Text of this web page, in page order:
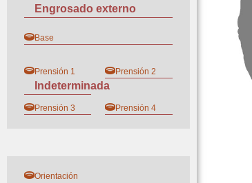
Engrosado externo
Base
Prensión 1
Indeterminada
Prensión 2
Prensión 3 Prensión 4
Orientación